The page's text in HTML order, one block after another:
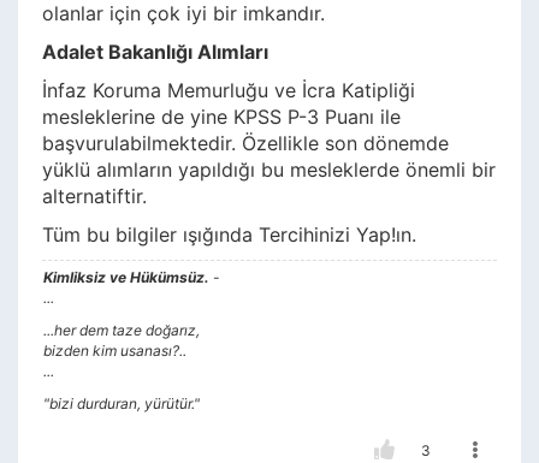
olanlar için çok iyi bir imkandır.
Adalet Bakanlığı Alımları
İnfaz Koruma Memurluğu ve İcra Katipliği
mesleklerine de yine KPSS P-3 Puanı ile
başvurulabilmektedir. Özellikle son dönemde
yüklü alımların yapıldığı bu mesleklerde önemli bir
alternatiftir.
Tüm bu bilgiler ışığında Tercihinizi Yap!ın.
Kimliksiz ve Hükümsüz. -
...
...her dem taze doğarız,
bizden kim usanası?..
...
"bizi durduran, yürütür."
3